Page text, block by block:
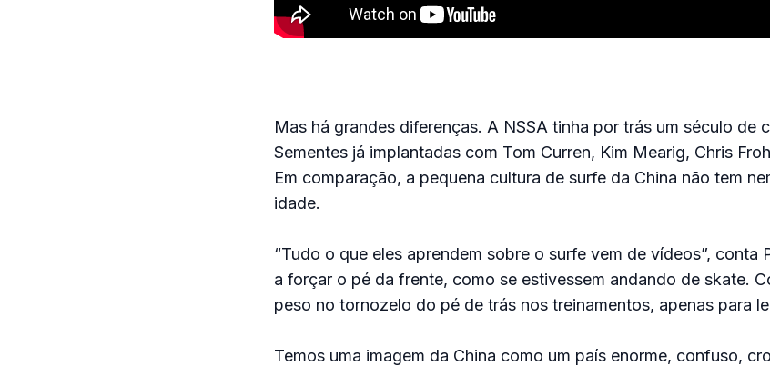
Mas há grandes diferenças. A NSSA tinha por trás um século de
Sementes já implantadas com Tom Curren, Kim Mearig, Chris
Em comparação, a pequena cultura de surfe da China não tem
idade.
“Tudo o que eles aprendem sobre o surfe vem de vídeos”, conta
a forçar o pé da frente, como se estivessem andando de skate.
peso no tornozelo do pé de trás nos treinamentos, apenas para
Temos uma imagem da China como um país enorme, confuso,